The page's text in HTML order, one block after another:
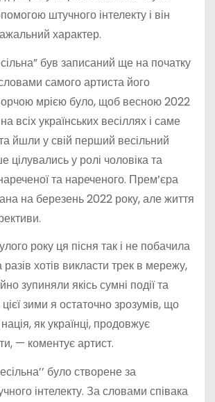
штучного інтелекту і він
характер.
був записаний ще на початку
самого артиста його
мрією було, щоб весною 2022
всіх українських весіллях і саме
йшли у свій перший весільний
цілувались у ролі чоловіка та
та нареченого. Прем’єра
на березень 2022 року, але життя
року ця пісня так і не побачила
разів хотів викласти трек в мережу,
зупиняли якісь сумні події та
цієї зими я остаточно зрозумів, що
як українці, продовжує
— коментує артист.
було створене за
інтелекту. За словами співака